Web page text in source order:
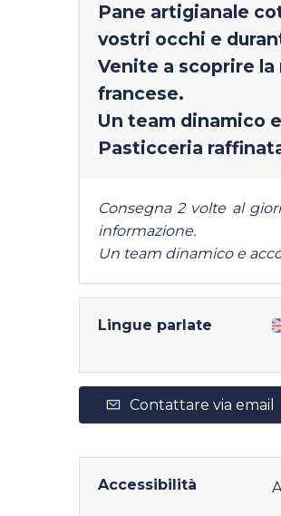
Pane artigianale
vostri occhi e
Venite a scoprire
francese.
Un team dinamico
Pasticceria
Consegna 2 volte al
informazione.
Un team dinamico e
Lingue parlate
Contattare via email
Accessibilità